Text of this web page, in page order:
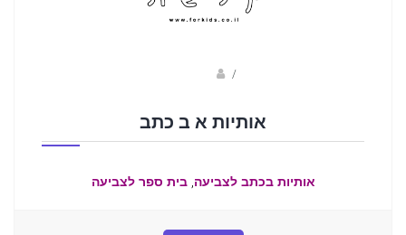
/
אותיות א ב כתב
אותיות בכתב לצביעה,בית ספר לצביעה